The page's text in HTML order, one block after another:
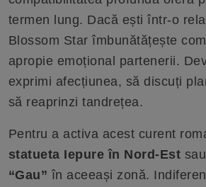
termen lung. Dacă ești într-o
Blossom Star îmbunătățește
apropie emoțional partenerii.
exprimi afecțiunea, să discuți
să reaprinzi tandrețea.
Pentru a activa acest curent
statueta Iepure în Nord-Est sau
“Gau” în aceeași zonă.